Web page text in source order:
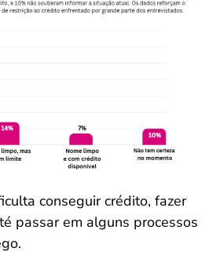
conseguir crédito, fazer
passar em alguns processos